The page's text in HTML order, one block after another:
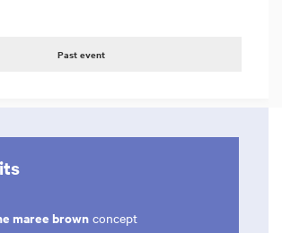
Past event
maree brown concept